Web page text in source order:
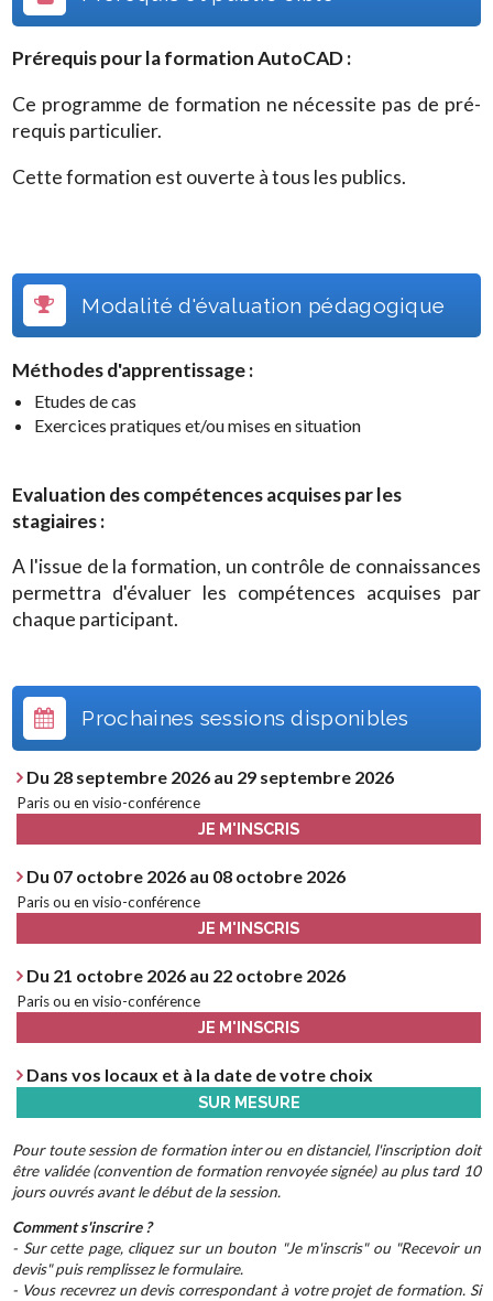
Prérequis pour la formationAutoCAD:
Ce programme de formation ne nécessite pas de pré-
requis particulier.
Cette formation est ouverte à tous les publics.
Modalité d'évaluation pédagogique
Méthodes d'apprentissage :
Etudes de cas
Exercices pratiques et/ou mises en situation
Evaluation des compétences acquises par les
stagiaires :
A l'issue de la formation, un contrôle de connaissances
permettra d'évaluer les compétences acquises par
chaque participant.
Prochaines sessions disponibles
Du 28 septembre 2026 au 29 septembre 2026
Paris ou en visio-conférence
JE M'INSCRIS
Du 07 octobre 2026 au 08 octobre 2026
Paris ou en visio-conférence
JE M'INSCRIS
Du 21 octobre 2026 au 22 octobre 2026
Paris ou en visio-conférence
JE M'INSCRIS
Dans vos locaux et à la date de votre choix
SUR MESURE
Pour toute session de formation inter ou en distanciel, l'inscription doit
être validée (convention de formation renvoyée signée) au plus tard 10
jours ouvrés avant le début de la session.
Comment s'inscrire ?
- Sur cette page, cliquez sur un bouton "Je m'inscris" ou "Recevoir un
devis" puis remplissez le formulaire.
- Vous recevrez un devis correspondant à votre projet de formation. Si